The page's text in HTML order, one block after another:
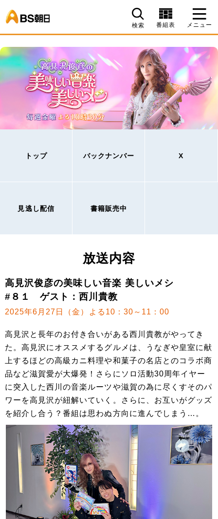
検索 番組表 メニュー
トップ バックナンバー X
見逃し配信 書籍販売中
放送内容
高見沢俊彦の美味しい音楽 美しいメシ
#８１ ゲスト：西川貴教
2025年6月27日（金）よる10：30～11：00
高見沢と長年のお付き合いがある西川貴教がやってき
た。高見沢にオススメするグルメは、うなぎや皇室に献
上するほどの高級カニ料理や和菓子の名店とのコラボ商
品など滋賀愛が大爆発！さらにソロ活動30周年イヤー
に突入した西川の音楽ルーツや滋賀の為に尽くすそのパ
ワーを高見沢が紐解いていく。さらに、お互いがグッズ
を紹介し合う？番組は思わぬ方向に進んでしまう…。